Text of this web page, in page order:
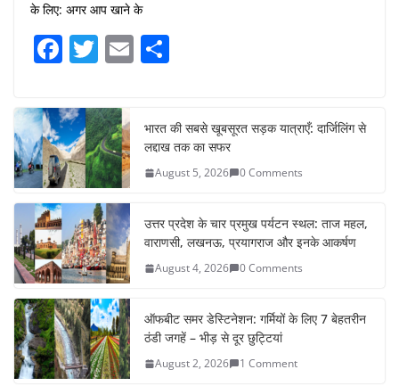
के लिए: अगर आप खाने के
F
c
e
b
o
o
k
T
itt
er
E
e
भारत की सबसे खूबसूरत सड़क यात्राएँ: दार्जिलिंग से
लद्दाख तक का सफर
August 5, 2026 0 Comments
उत्तर प्रदेश के चार प्रमुख पर्यटन स्थल: ताज महल,
वाराणसी, लखनऊ, प्रयागराज और इनके आकर्षण
August 4, 2026 0 Comments
ऑफबीट समर डेस्टिनेशन: गर्मियों के लिए 7 बेहतरीन
ठंडी जगहें – भीड़ से दूर छुट्टियां
August 2, 2026 1 Comment